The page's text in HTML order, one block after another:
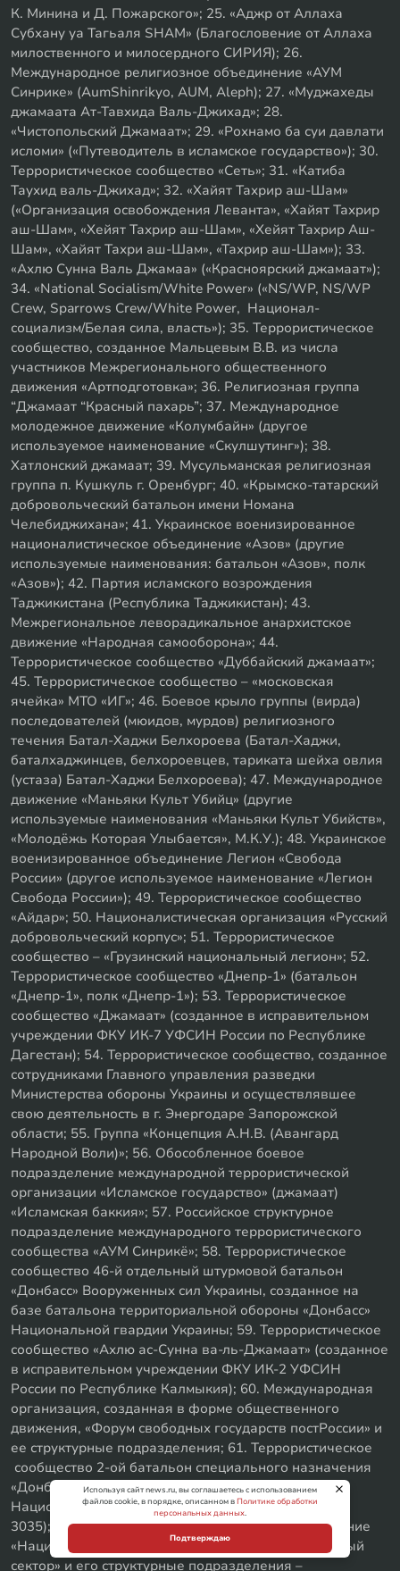
К. Минина и Д. Пожарского»; 25. «Аджр от Аллаха
Субхану уа Тагьаля SHAM» (Благословение от Аллаха
милоственного и милосердного СИРИЯ); 26.
Международное религиозное объединение «АУМ
Синрике» (AumShinrikyo, AUM, Aleph); 27. «Муджахеды
джамаата Ат-Тавхида Валь-Джихад»; 28.
«Чистопольский Джамаат»; 29. «Рохнамо ба суи давлати
исломи» («Путеводитель в исламское государство»); 30.
Террористическое сообщество «Сеть»; 31. «Катиба
Таухид валь-Джихад»; 32. «Хайят Тахрир аш-Шам»
(«Организация освобождения Леванта», «Хайят Тахрир
аш-Шам», «Хейят Тахрир аш-Шам», «Хейят Тахрир Аш-
Шам», «Хайят Тахри аш-Шам», «Тахрир аш-Шам»); 33.
«Ахлю Сунна Валь Джамаа» («Красноярский джамаат»);
34. «National Socialism/White Power» («NS/WP, NS/WP
Crew, Sparrows Crew/White Power, Национал-
социализм/Белая сила, власть»); 35. Террористическое
сообщество, созданное Мальцевым В.В. из числа
участников Межрегионального общественного
движения «Артподготовка»; 36. Религиозная группа
“Джамаат “Красный пахарь”; 37. Международное
молодежное движение «Колумбайн» (другое
используемое наименование «Скулшутинг»); 38.
Хатлонский джамаат; 39. Мусульманская религиозная
группа п. Кушкуль г. Оренбург; 40. «Крымско-татарский
добровольческий батальон имени Номана
Челебиджихана»; 41. Украинское военизированное
националистическое объединение «Азов» (другие
используемые наименования: батальон «Азов», полк
«Азов»); 42. Партия исламского возрождения
Таджикистана (Республика Таджикистан); 43.
Межрегиональное леворадикальное анархистское
движение «Народная самооборона»; 44.
Террористическое сообщество «Дуббайский джамаат»;
45. Террористическое сообщество – «московская
ячейка» МТО «ИГ»; 46. Боевое крыло группы (вирда)
последователей (мюидов, мурдов) религиозного
течения Батал-Хаджи Белхороева (Батал-Хаджи,
баталхаджинцев, белхороевцев, тариката шейха овлия
(устаза) Батал-Хаджи Белхороева); 47. Международное
движение «Маньяки Культ Убийц» (другие
используемые наименования «Маньяки Культ Убийств»,
«Молодёжь Которая Улыбается», М.К.У.); 48. Украинское
военизированное объединение Легион «Свобода
России» (другое используемое наименование «Легион
Свобода России»); 49. Террористическое сообщество
«Айдар»; 50. Националистическая организация «Русский
добровольческий корпус»; 51. Террористическое
сообщество – «Грузинский национальный легион»; 52.
Террористическое сообщество «Днепр-1» (батальон
«Днепр-1», полк «Днепр-1»); 53. Террористическое
сообщество «Джамаат» (созданное в исправительном
учреждении ФКУ ИК-7 УФСИН России по Республике
Дагестан); 54. Террористическое сообщество, созданное
сотрудниками Главного управления разведки
Министерства обороны Украины и осуществлявшее
свою деятельность в г. Энергодаре Запорожской
области; 55. Группа «Концепция А.Н.В. (Авангард
Народной Воли)»; 56. Обособленное боевое
подразделение международной террористической
организации «Исламское государство» (джамаат)
«Исламская баккия»; 57. Российское структурное
подразделение международного террористического
сообщества «АУМ Синрикё»; 58. Террористическое
сообщество 46-й отдельный штурмовой батальон
«Донбасс» Вооруженных сил Украины, созданное на
базе батальона территориальной обороны «Донбасс»
Национальной гвардии Украины; 59. Террористическое
сообщество «Ахлю ас-Сунна ва-ль-Джамаат» (созданное
в исправительном учреждении ФКУ ИК-2 УФСИН
России по Республике Калмыкия); 60. Международная
организация, созданная в форме общественного
движения, «Форум свободных государств постРоссии» и
ее структурные подразделения; 61. Террористическое
сообщество 2-ой батальон специального назначения
«Донбасс» 15-го отдельного Славянского полка
Национальной гвардии Украины (войсковая часть
3035); 62. Украинское военизированное объединение
«Национально-освободительное движение «Правый
сектор» и его структурные подразделения –
Используя сайт news.ru, вы соглашаетесь с использованием
файлов cookie, в порядке, описанном вПолитике обработки
персональных данных.
Подтверждаю